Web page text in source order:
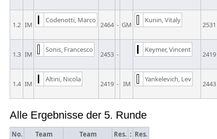
1.2 IM
Codenotti, Marco
2464 - GM
Kunin, Vitaly
2531
1.3 IM
Sonis, Francesco
2453 -
Keymer, Vincent
2419
1.4 IM
Altini, Nicola
2419 - IM
Yankelevich, Lev
2443
Alle Ergebnisse der 5. Runde
No. Team Team Res. : Res.